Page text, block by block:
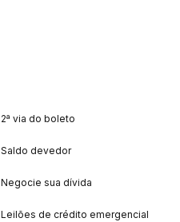
2ª via do boleto
Saldo devedor
Negocie sua dívida
Leilões de crédito emergencial